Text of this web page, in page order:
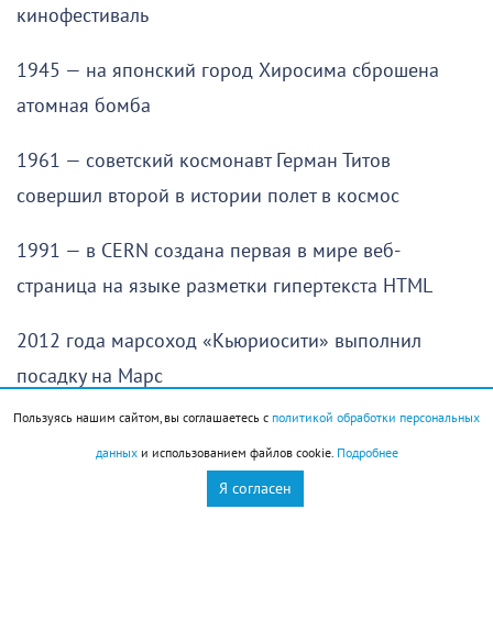
кинофестиваль
1945 — на японский город Хиросима сброшена
атомная бомба
1961 — советский космонавт Герман Титов
совершил второй в истории полет в космос
1991 — в CERN создана первая в мире веб-
страница на языке разметки гипертекста HTML
2012 года марсоход «Кьюриосити» выполнил
посадку на Марс
История города
В 1912 году Новороссийская футбольная команда
Пользуясь нашим сайтом, вы соглашаетесь с политикой обработки персональных
данныхи использованием файлов cookie. Подробнее
Я согласен